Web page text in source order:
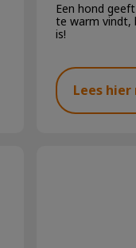
Een hond
te warm vindt,
is!
Lees